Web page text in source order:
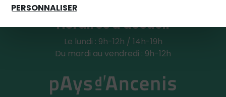
PERSONNALISER
Horaires d'accueil
Le lundi : 9h-12h / 14h-19h
Du mardi au vendredi : 9h-12h